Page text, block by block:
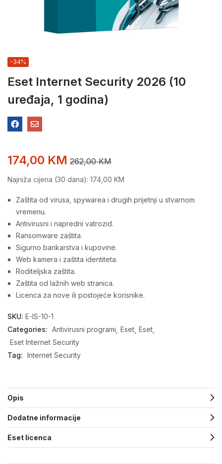
Eset Internet Security 2026 (10
uređaja, 1 godina)
-34%
174,00 KM 262,00KM
Najniža cijena (30 dana): 174,00 KM
Zaštita od virusa, spywarea i drugih prijetnji u stvarnom
vremenu.
Antivirusni i napredni vatrozid.
Ransomware zaštita.
Sigurno bankarstva i kupovine.
Web kamera i zaštita identiteta.
Roditeljska zaštita.
Zaštita od lažnih web stranica.
Licenca za nove ili postojeće korisnike.
SKU: E-IS-10-1
Categories: Antivirusni programi Eset Eset
Eset Internet Security
Tag: Internet Security
Opis
Dodatne informacije
Eset licenca